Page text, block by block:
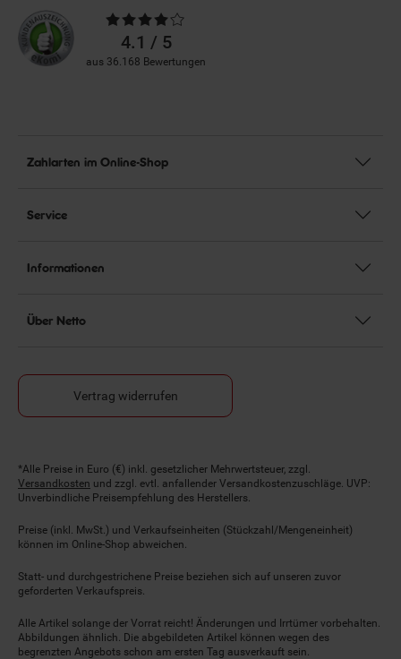
Durchschnittliche
Bewertungen4.1 / 5
aus 36.168 Bewertungen
Zahlarten im Online-Shop
Service
Informationen
Über Netto
Vertrag widerrufen
Fußnoten
*Alle Preise in Euro (€) inkl. gesetzlicher Mehrwertsteuer, zzgl.
Versandkosten und zzgl. evtl. anfallender Versandkostenzuschläge. UVP:
Unverbindliche Preisempfehlung des Herstellers.
Preise (inkl. MwSt.) und Verkaufseinheiten (Stückzahl/Mengeneinheit)
können im Online-Shop abweichen.
Statt- und durchgestrichene Preise beziehen sich auf unseren zuvor
geforderten Verkaufspreis.
Alle Artikel solange der Vorrat reicht! Änderungen und Irrtümer vorbehalten.
Abbildungen ähnlich. Die abgebildeten Artikel können wegen des
begrenzten Angebots schon am ersten Tag ausverkauft sein.